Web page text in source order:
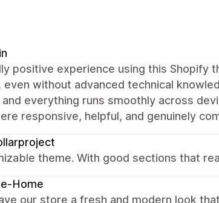
positive experience using this Shopify
without advanced technical
everything runs smoothly across
responsive, helpful, and genuinely
theme. With good sections that
Home
our store a fresh and modern look